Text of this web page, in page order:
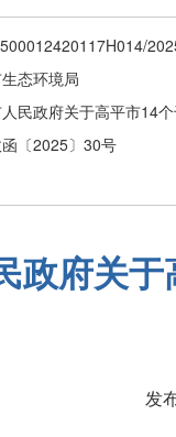
态环境局
民政府关于高平市14
〔2025〕30号
政府关
发